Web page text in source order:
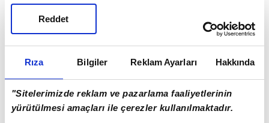
Rıza Bilgiler Reklam Ayarları Hakkında
"Sitelerimizde reklam ve pazarlama faaliyetlerinin
yürütülmesi amaçları ile çerezler kullanılmaktadır.
Reddet
oyunlarla taraftarlarımızı coşturmasını
bekliyoruz." ifadelerini kullandı.
SABIRSIZLANIYORUM"
Kendisini çok iyi hissettiğini belirten Cerny
ise "Arkadaşlarımla buluşmak için